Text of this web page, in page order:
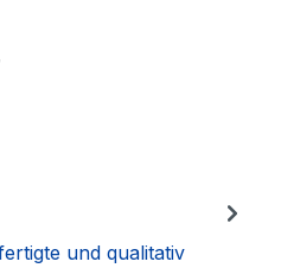
und qualitativ